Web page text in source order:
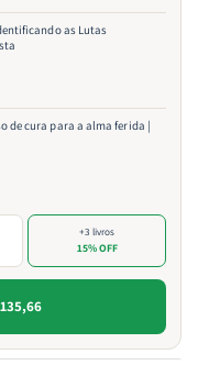
as Lutas
de cura para a alma ferida |
+3 livros
15% OFF